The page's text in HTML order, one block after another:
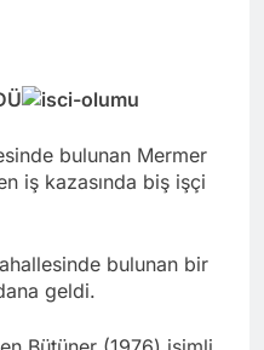
bulunan Mermer
iş kazasında biş işçi
bulunan bir
geldi.